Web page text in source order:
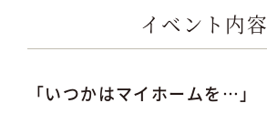
イベント内容
「いつかはマイホームを…」